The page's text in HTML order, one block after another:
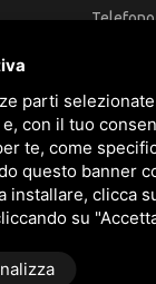
Telefono
- Codice
BO Capitale Sociale €.
v3,Privacy
parti
con il tuo
te, come
questo banner
installare, clicca
su